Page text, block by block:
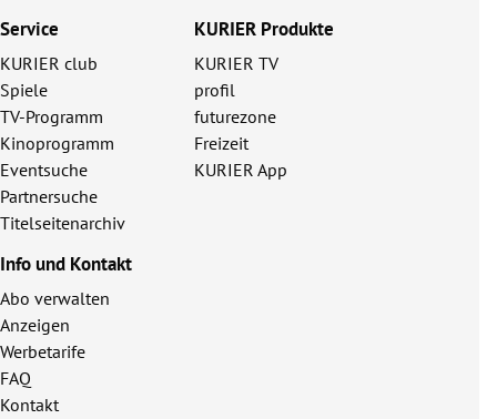
Service
KURIER club
Spiele
TV-Programm
Kinoprogramm
Eventsuche
Partnersuche
Titelseitenarchiv
KURIER Produkte
KURIER TV
profil
futurezone
Freizeit
KURIER App
Info und Kontakt
Abo verwalten
Anzeigen
Werbetarife
FAQ
Kontakt